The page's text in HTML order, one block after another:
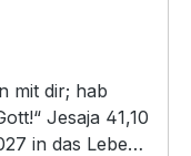
mit dir; hab
Jesaja 41,10
in das Leben